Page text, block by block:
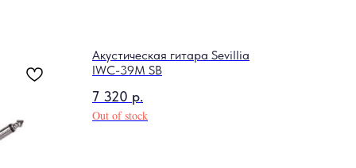
Акустическая гитара Sevillia
IWС-39M SB
7 320 р.
Out of stock